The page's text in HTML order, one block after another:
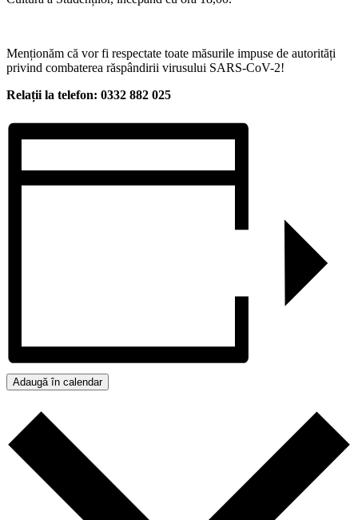
Menționăm că vor fi respectate toate măsurile impuse de autorități
privind combaterea răspândirii virusului SARS-CoV-2!
Relații la telefon: 0332 882 025
Adaugă în calendar